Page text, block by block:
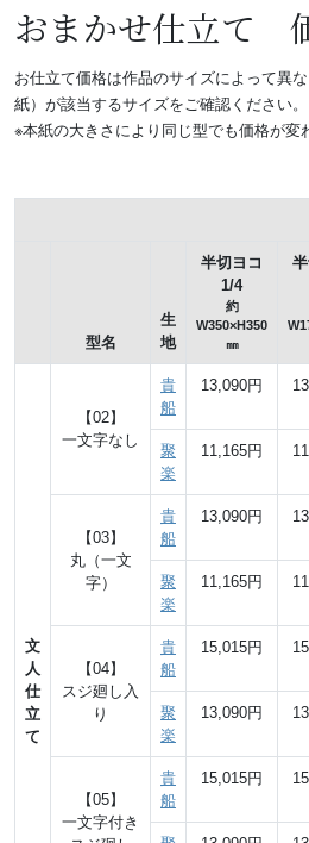
おまかせ仕立て
お仕立て価格は作品のサイズによって異
紙）が該当するサイズをご確認ください。
※本紙の大きさにより同じ型でも価格が変
型名
生
地
半切ヨコ
1/4
約
W350×H350
㎜
文
人
仕
立
て
【02】
一文字なし
貴
船
13,090円
聚
楽
11,165円
【03】
丸（一文
字）
貴
船
13,090円
聚
楽
11,165円
【04】
スジ廻し入
り
貴
船
15,015円
聚
楽
13,090円
【05】
一文字付き
貴
船
15,015円